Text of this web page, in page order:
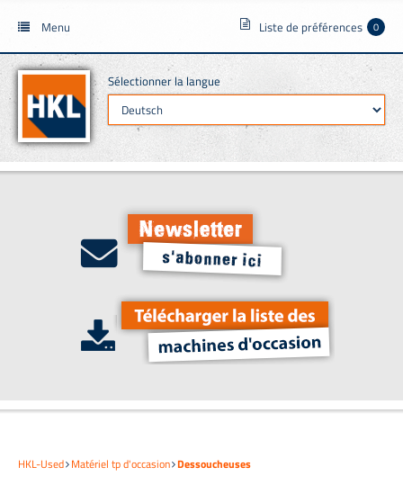
Sélectionner la langue
HKL-Used Matériel tp d'occasion Dessoucheuses
Menu Liste de préférences 0